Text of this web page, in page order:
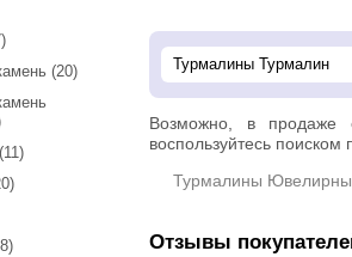
(20)
Возможно, в продаже
воспользуйтесь поиском
Турмалины
Отзывы